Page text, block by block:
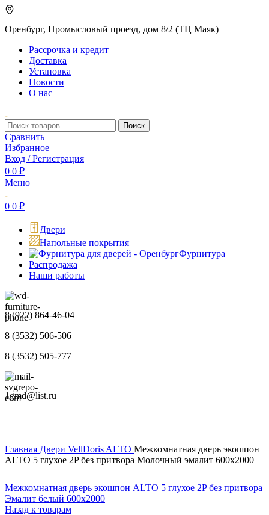
Оренбург, Промысловый проезд, дом 8/2 (ТЦ Маяк)
Рассрочка и кредит
Доставка
Установка
Новости
О нас
Поиск
Сравнить
Избранное
Вход / Регистрация
0 0 ₽
Меню
0 0 ₽
Двери
Напольные покрытия
Фурнитура
Распродажа
Наши работы
8 (922) 864-46-04
8 (3532) 506-506
8 (3532) 505-777
1gmd@list.ru
Главная Двери VellDoris ALTO Межкомнатная дверь экошпон
ALTO 5 глухое 2P без притвора Молочный эмалит 600х2000
Межкомнатная дверь экошпон ALTO 5 глухое 2P без притвора
Эмалит белый 600х2000
Назад к товарам